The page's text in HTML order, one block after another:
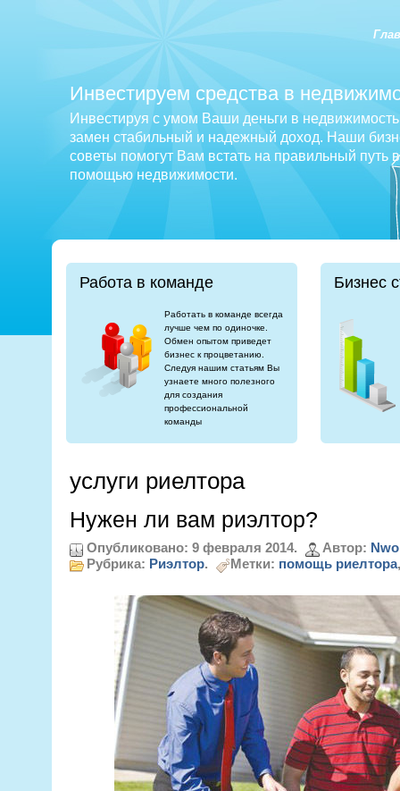
Инвестируем средства в
Инвестируя с умом Ваши деньги в
замен стабильный и надежный доход. Наши
советы помогут Вам встать на правильный путь
помощью недвижимости.
Работа в команде
Работать в команде всегда
лучше чем по одиночке.
Обмен опытом приведет
бизнес к процветанию.
Следуя нашим статьям Вы
узнаете много полезного
для создания
профессиональной
команды
Бизнес
услуги риелтора
Нужен ли вам риэлтор?
Опубликовано: 9 февраля 2014. Автор:
Рубрика: Риэлтор. Метки: помощь риелтора